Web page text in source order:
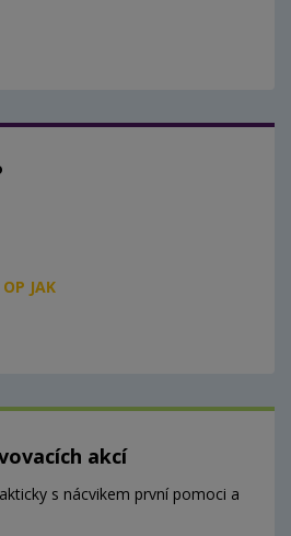
JAK
akcí
s nácvikem první pomoci a